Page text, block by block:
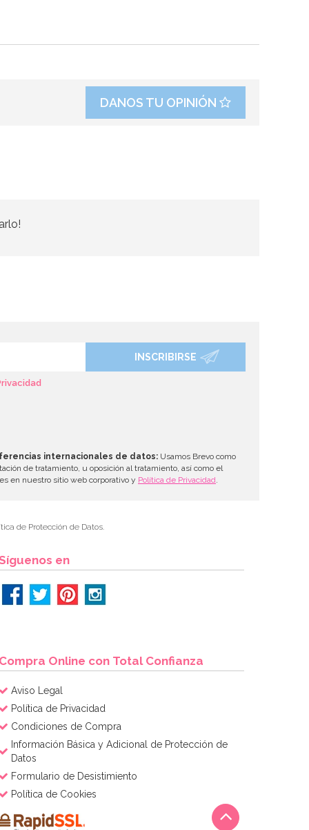
DANOS TU OPINIÓN
INSCRIBIRSE
internacionales de datos: Usamos Brevo como
de tratamiento, u oposición al tratamiento, así como el
en nuestro sitio web corporativo y Política de Privacidad
de Protección de Datos.
en
Online con Total Confianza
Aviso Legal
Política de Privacidad
Condiciones de Compra
Información Básica y Adicional de Protección de
Datos
Formulario de Desistimiento
Política de Cookies